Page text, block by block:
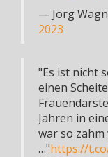
— Jörg
2023
"Es ist nicht
einen
Jahren in
war so zahm
…"https://